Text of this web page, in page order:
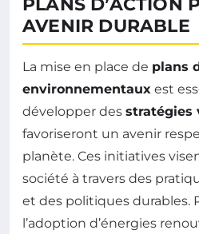
PLANS D’ACTION
AVENIR DURABLE
La mise en place de plans
environnementaux est
développer des stratégies
favoriseront un avenir
planète. Ces initiatives
société à travers des
et des politiques durables.
l’adoption d’énergies